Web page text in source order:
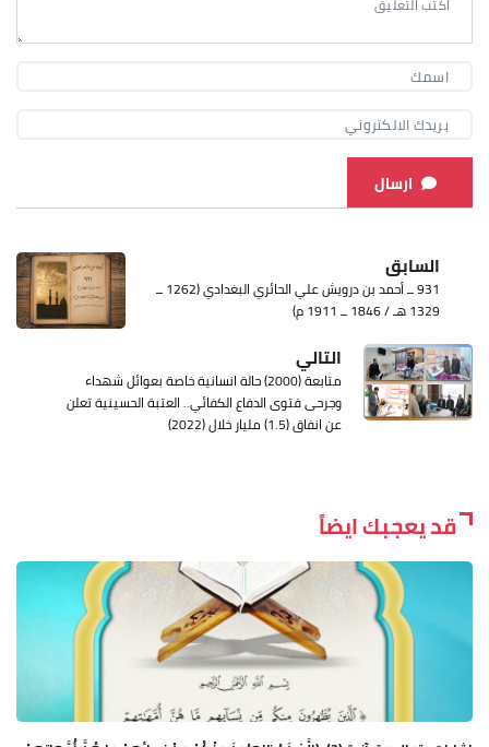
ارسال
السابق
931 ــ أحمد بن درويش علي الحائري البغدادي (1262 ــ
1329 هـ / 1846 ــ 1911 م)
التالي
متابعة (2000) حالة انسانية خاصة بعوائل شهداء
وجرحى فتوى الدفاع الكفائي.. العتبة الحسينية تعلن
عن انفاق (1.5) مليار خلال (2022)
قد يعجبك ايضاً